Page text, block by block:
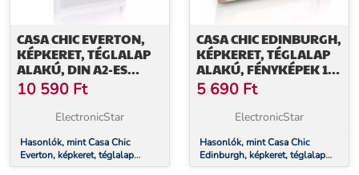
CASA CHIC EVERTON,
KÉPKERET, TÉGLALAP
ALAKÚ, DIN A2-ES
FÉNYKÉPEK 58,8 X 41
CM, PASZPARTU,
AKRILÜVEG
10 590 Ft
ElectronicStar
Hasonlók, mint Casa Chic
Everton, képkeret, téglalap
alakú, DIN A2-es fényképek
CASA CHIC EDINBURGH,
KÉPKERET, TÉGLALAP
ALAKÚ, FÉNYKÉPEK 10
X 15 CM, PASZPARTU,
VALÓDI FA
5 690 Ft
ElectronicStar
Hasonlók, mint Casa Chic
Edinburgh, képkeret, téglalap
alakú, fényképek 10 x 15 cm,